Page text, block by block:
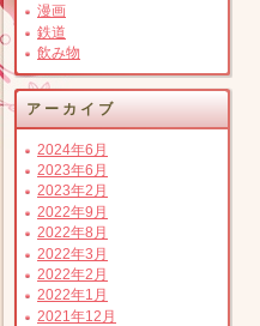
漫画
鉄道
飲み物
アーカイブ
2024年6月
2023年6月
2023年2月
2022年9月
2022年8月
2022年3月
2022年2月
2022年1月
2021年12月